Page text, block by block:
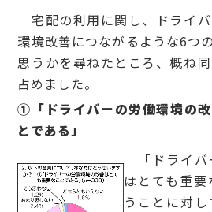
宅配の利用に関し、ドライ
環境改善につながるような6つ
思うかを尋ねたところ、概ね
占めました。
①「ドライバーの労働環境の
とである」
「ドライバ
はとても重
うことに対し